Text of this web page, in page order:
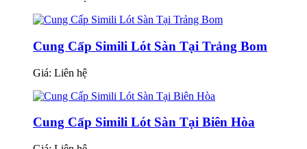
Cung Cấp Simili Lót Sàn Tại Trảng Bom
Giá: Liên hệ
Cung Cấp Simili Lót Sàn Tại Biên Hòa